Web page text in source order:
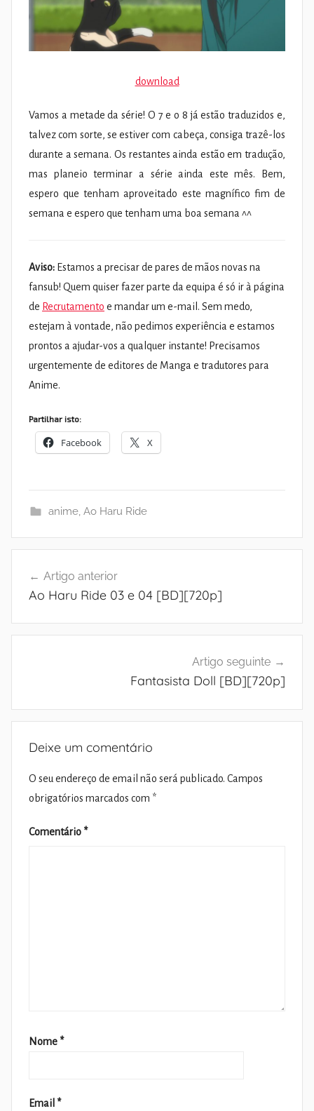
download
Vamos a metade da série! O 7 e o 8 já estão traduzidos e,
talvez com sorte, se estiver com cabeça, consiga trazê-los
durante a semana. Os restantes ainda estão em tradução,
mas planeio terminar a série ainda este mês. Bem,
espero que tenham aproveitado este magnífico fim de
semana e espero que tenham uma boa semana ^^
Aviso: Estamos a precisar de pares de mãos novas na
fansub! Quem quiser fazer parte da equipa é só ir à página
de Recrutamento e mandar um e-mail. Sem medo,
estejam à vontade, não pedimos experiência e estamos
prontos a ajudar-vos a qualquer instante! Precisamos
urgentemente de editores de Manga e tradutores para
Anime.
Partilhar isto:
Facebook X
anime, Ao Haru Ride
Artigo anterior
Ao Haru Ride 03 e 04 [BD][720p]
Artigo seguinte
Fantasista Doll [BD][720p]
Deixe um comentário
O seu endereço de email não será publicado. Campos
obrigatórios marcados com *
Comentário *
Nome *
Email *